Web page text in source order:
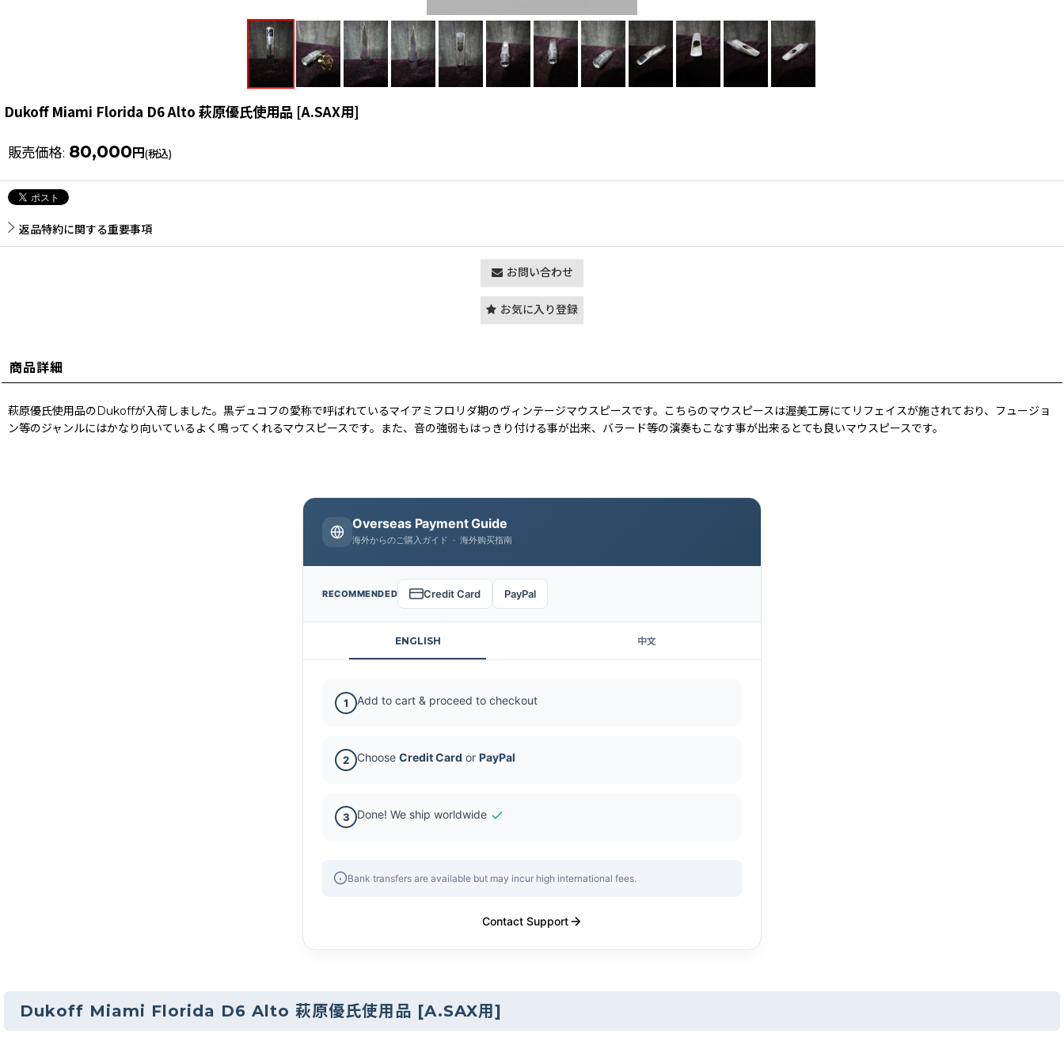
Dukoff Miami Florida D6 Alto 萩原優氏使用品 [A.SAX用 ]
Dukoff Miami Florida D6 Alto 萩原優氏使用品 [A.SAX用]
販売価格: 80,000 円(税込)
返品特約に関する重要事項
お問い合わせ
お気に入り登録
商品詳細
萩原優氏使用品のDukoffが入荷しました。黒デュコフの愛称で呼ばれているマイアミフロリダ期のヴィンテージマウスピースです。こちらのマウスピースは渥美工房にてリフェイスが施されており、フュージョ
ン等のジャンルにはかなり向いているよく鳴ってくれるマウスピースです。また、音の強弱もはっきり付ける事が出来、バラード等の演奏もこなす事が出来るとても良いマウスピースです。
Overseas Payment Guide
海外からのご購入ガイド · 海外购买指南
RECOMMENDED Credit Card PayPal
ENGLISH 中文
1 Add to cart & proceed to checkout
2 Choose Credit Card or PayPal
3 Done! We ship worldwide
Bank transfers are available but may incur high international fees.
Contact Support